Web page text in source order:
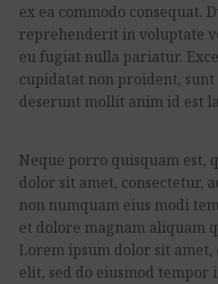
ex ea commodo consequat.
reprehenderit in voluptate
eu fugiat nulla pariatur.
cupidatat non proident,
deserunt mollit anim id est
Neque porro quisquam est,
dolor sit amet, consectetur,
non numquam eius modi
et dolore magnam aliquam
Lorem ipsum dolor sit
elit, sed do eiusmod